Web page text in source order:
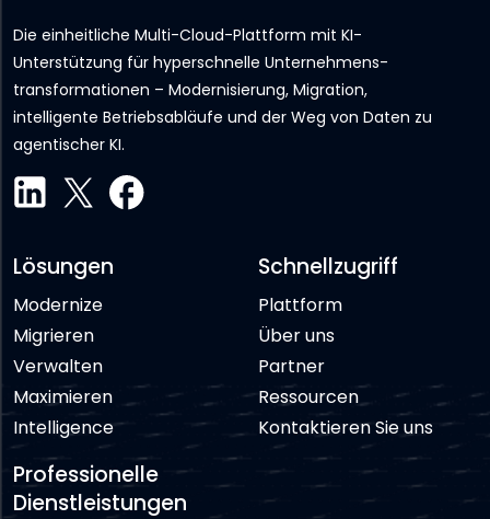
Die einheitliche Multi-Cloud-Plattform mit KI-
Unterstützung für hyperschnelle Unternehmens­
transformationen – Modernisierung, Migration,
intelligente Betriebsabläufe und der Weg von Daten zu
agentischer KI.
Lösungen
Modernize
Migrieren
Verwalten
Maximieren
Intelligence
Professionelle
Dienstleistungen
Schnellzugriff
Plattform
Über uns
Partner
Ressourcen
Kontaktieren Sie uns